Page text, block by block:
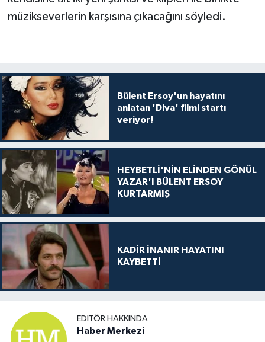
müzikseverlerin karşısına çıkacağını söyledi.
Bülent Ersoy'un hayatını
anlatan 'Diva' filmi startı
veriyor!
HEYBETLİ'NİN ELİNDEN GÖNÜL
YAZAR'I BÜLENT ERSOY
KURTARMIŞ
KADİR İNANIR HAYATINI
KAYBETTİ
EDITÖR HAKKINDA
Haber Merkezi